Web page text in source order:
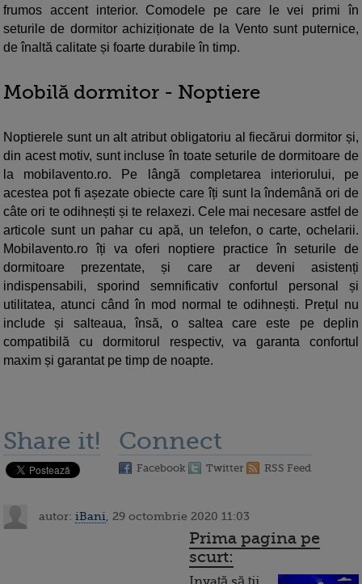
frumos accent interior. Comodele pe care le vei primi în
seturile de dormitor achiziționate de la Vento sunt puternice,
de înaltă calitate și foarte durabile în timp.
Mobilă dormitor - Noptiere
Noptierele sunt un alt atribut obligatoriu al fiecărui dormitor și,
din acest motiv, sunt incluse în toate seturile de dormitoare de
la mobilavento.ro. Pe lângă completarea interiorului, pe
acestea pot fi așezate obiecte care îți sunt la îndemână ori de
câte ori te odihnești și te relaxezi. Cele mai necesare astfel de
articole sunt un pahar cu apă, un telefon, o carte, ochelarii.
Mobilavento.ro îți va oferi noptiere practice în seturile de
dormitoare prezentate, și care ar deveni asistenți
indispensabili, sporind semnificativ confortul personal și
utilitatea, atunci când în mod normal te odihnești. Prețul nu
include și salteaua, însă, o saltea care este pe deplin
compatibilă cu dormitorul respectiv, va garanta confortul
maxim și garantat pe timp de noapte.
Share it! Connect
Facebook Twitter RSS Feed
autor: iBani , 29 octombrie 2020 11:03
Prima pagina pe
scurt: